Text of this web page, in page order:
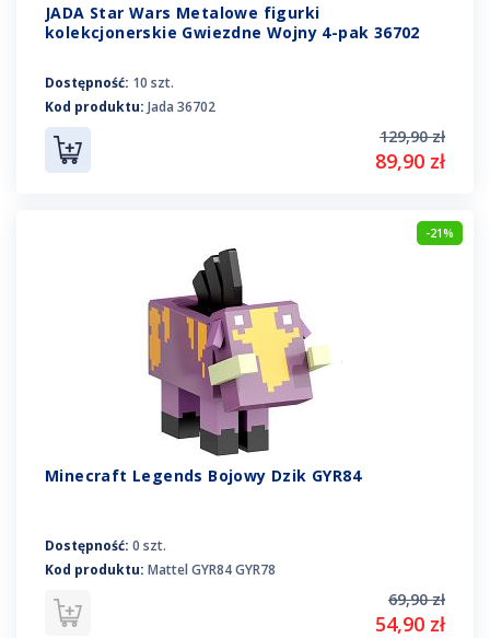
JADA Star Wars Metalowe figurki
kolekcjonerskie Gwiezdne Wojny 4-pak 36702
Dostępność: 10 szt.
Kod produktu: Jada 36702
129,90 zł
89,90 zł
-21%
Minecraft Legends Bojowy Dzik GYR84
Dostępność: 0 szt.
Kod produktu: Mattel GYR84 GYR78
69,90 zł
54,90 zł